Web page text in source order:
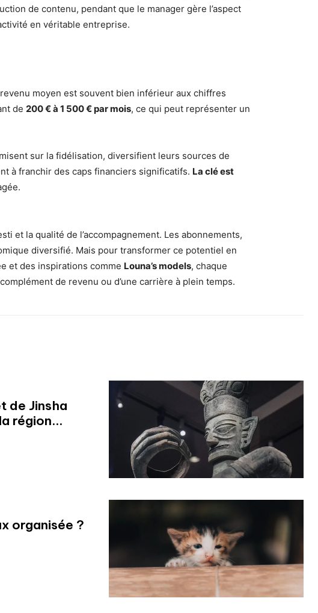
de contenu, pendant que le manager gère l’aspect
en véritable entreprise.
moyen est souvent bien inférieur aux chiffres
de 200 € à 1 500 € par mois, ce qui peut représenter un
sur la fidélisation, diversifient leurs sources de
à franchir des caps financiers significatifs. La clé est
et la qualité de l’accompagnement. Les abonnements,
diversifié. Mais pour transformer ce potentiel en
et des inspirations comme Louna’s models, chaque
de revenu ou d’une carrière à plein temps.
de Jinsha
région...
organisée ?